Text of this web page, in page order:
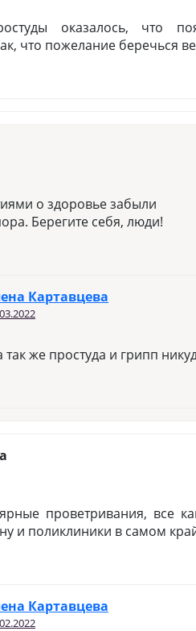
оказалось, что
что пожелание беречься
о здоровье забыли
Берегите себя, люди!
Картавцева
же простуда и грипп
проветривания, все
и поликлиники в самом
Картавцева